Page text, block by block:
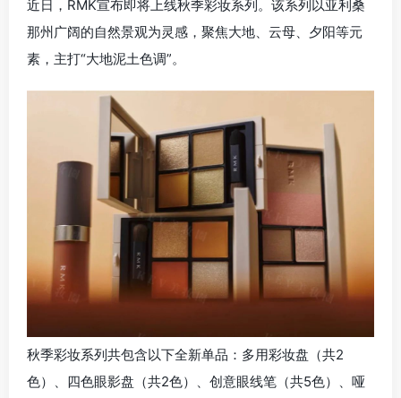
近日，RMK宣布即将上线秋季彩妆系列。该系列以亚利桑
那州广阔的自然景观为灵感，聚焦大地、云母、夕阳等元
素，主打“大地泥土色调”。
秋季彩妆系列共包含以下全新单品：多用彩妆盘（共2
色）、四色眼影盘（共2色）、创意眼线笔（共5色）、哑